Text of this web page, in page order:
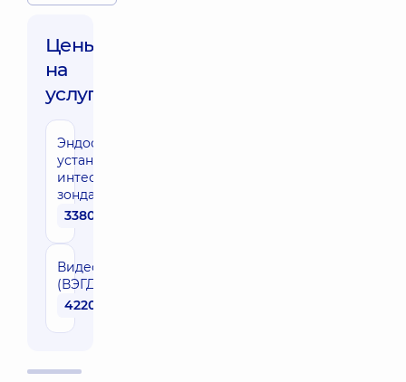
Цены
на
услуги:
Эндоскопическая
установка
интестинального
зонда
3380 грн
Видеоэзофагогастродуоденоскопия
(ВЭГДСк)
4220 грн